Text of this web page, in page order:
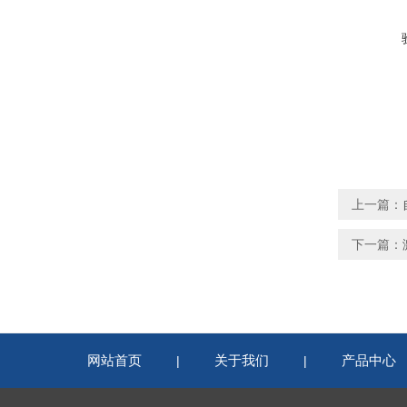
上一篇：
下一篇：
网站首页 | 关于我们 | 产品中心